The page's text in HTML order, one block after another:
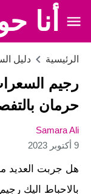
أنا
الرئيسية دليل
حرمان
Samara Ali
9 أكتوبر 2023
هل جربت العديد
بالاحباط اليك